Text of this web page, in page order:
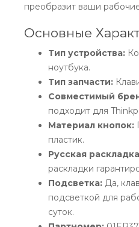
преобразит ваши
Основные
Тип устройства:
ноутбука.
Тип запчасти:
Совместимый
подходит для
Материал кнопок:
пластик.
Русская
раскладки
Подсветка: Да,
подсветкой для
суток.